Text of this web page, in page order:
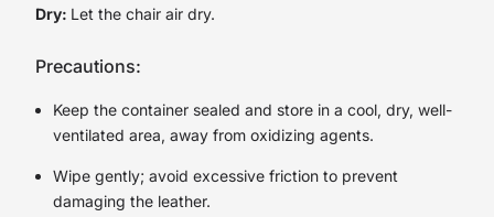
Dry: Let the chair air dry.
Precautions:
Keep the container sealed and store in a cool, dry, well-
ventilated area, away from oxidizing agents.
Wipe gently; avoid excessive friction to prevent
damaging the leather.